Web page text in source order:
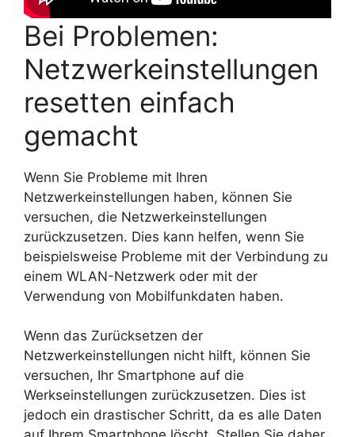
Bei Problemen:
Netzwerkeinstellungen
resetten einfach
gemacht
Wenn Sie Probleme mit Ihren
Netzwerkeinstellungen haben, können Sie
versuchen, die Netzwerkeinstellungen
zurückzusetzen. Dies kann helfen, wenn Sie
beispielsweise Probleme mit der Verbindung zu
einem WLAN-Netzwerk oder mit der
Verwendung von Mobilfunkdaten haben.
Wenn das Zurücksetzen der
Netzwerkeinstellungen nicht hilft, können Sie
versuchen, Ihr Smartphone auf die
Werkseinstellungen zurückzusetzen. Dies ist
jedoch ein drastischer Schritt, da es alle Daten